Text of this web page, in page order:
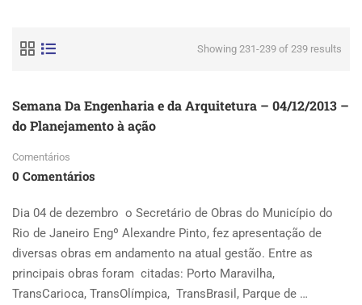
Showing 231-239 of 239 results
Semana Da Engenharia e da Arquitetura – 04/12/2013 –
do Planejamento à ação
Comentários
0 Comentários
Dia 04 de dezembro o Secretário de Obras do Município do
Rio de Janeiro Engº Alexandre Pinto, fez apresentação de
diversas obras em andamento na atual gestão. Entre as
principais obras foram citadas: Porto Maravilha,
TransCarioca, TransOlímpica, TransBrasil, Parque de …